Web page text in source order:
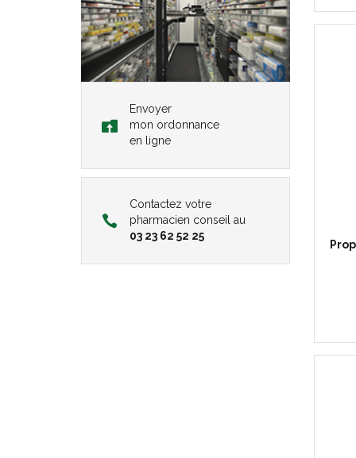
Envoyer
mon ordonnance
en ligne
Contactez votre
pharmacien conseil au
03 23 62 52 25